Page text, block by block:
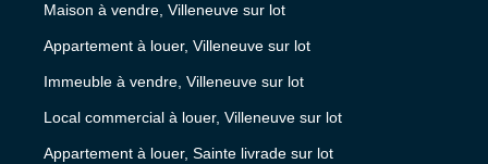
Maison à vendre, Villeneuve sur lot
Appartement à louer, Villeneuve sur lot
Immeuble à vendre, Villeneuve sur lot
Local commercial à louer, Villeneuve sur lot
Appartement à louer, Sainte livrade sur lot